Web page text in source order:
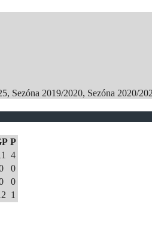
Sezóna 2019/2020, Sezóna 2020/
P
4
0
0
1